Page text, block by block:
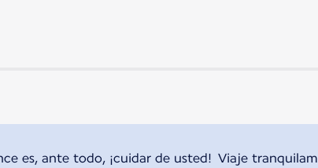
es, ante todo, ¡cuidar de usted! Viaje